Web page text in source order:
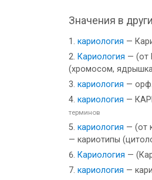
Значения в
кариология —
Кариология — (от
(хромосом,
кариология —
кариология —
терминов
кариология — (от
— кариотипы
Кариология —
кариология —